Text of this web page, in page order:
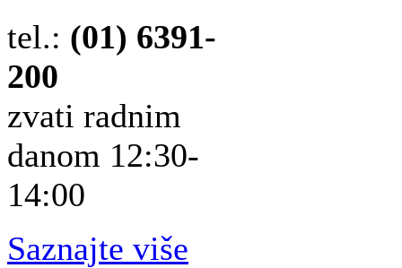
tel.: (01) 6391-
200
zvati radnim
danom 12:30-
14:00
Saznajte više